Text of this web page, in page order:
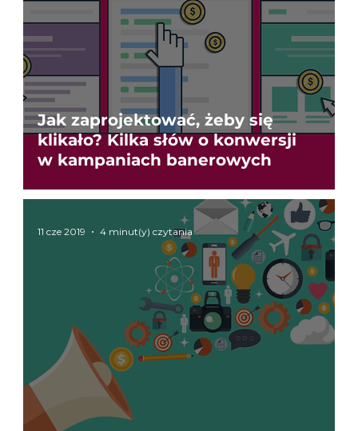
Jak zaprojektować, żeby się
klikało? Kilka słów o konwersji
w kampaniach banerowych
11 cze 2019 4 minut(y) czytania